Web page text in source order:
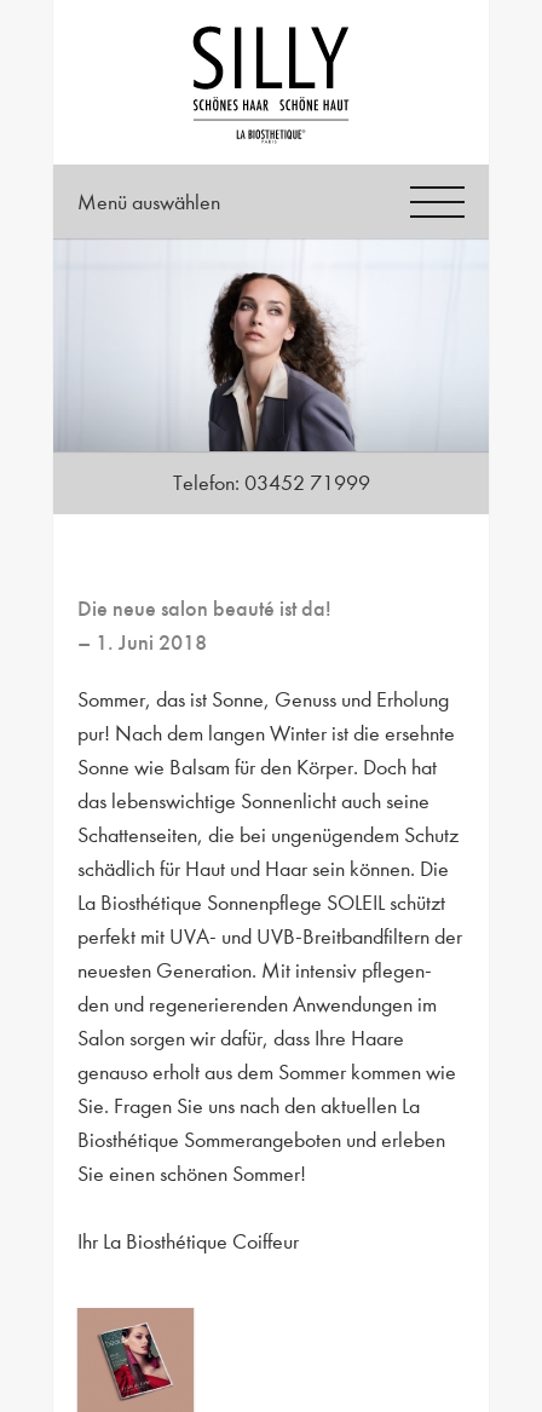
Menü auswählen
Telefon: 03452 71999
Die neue salon beauté ist da!
– 1. Juni 2018
Sommer, das ist Sonne, Genuss und Erholung
pur! Nach dem langen Winter ist die ersehnte
Sonne wie Balsam für den Körper. Doch hat
das lebenswichtige Sonnenlicht auch seine
Schattenseiten, die bei ungenügendem Schutz
schädlich für Haut und Haar sein können. Die
La Biosthétique Sonnenpflege SOLEIL schützt
perfekt mit UVA- und UVB-Breitbandfiltern der
neuesten Generation. Mit intensiv pflegen-
den und regenerierenden Anwendungen im
Salon sorgen wir dafür, dass Ihre Haare
genauso erholt aus dem Sommer kommen wie
Sie. Fragen Sie uns nach den aktuellen La
Biosthétique Sommerangeboten und erleben
Sie einen schönen Sommer!
Ihr La Biosthétique Coiffeur